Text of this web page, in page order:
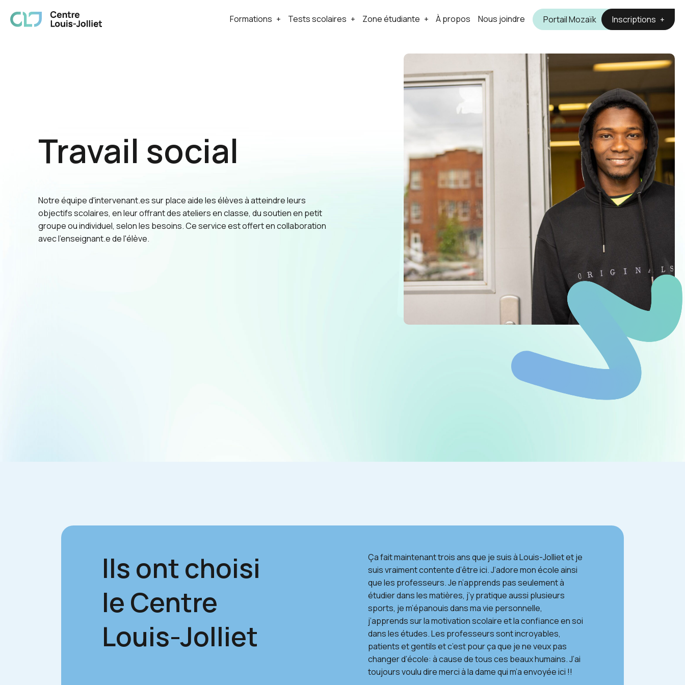
Formations Tests scolaires Zone étudiante À propos Nous joindre Portail Mozaïk Inscriptions
Travail social
Notre équipe d'intervenant.es sur place aide les élèves à atteindre leurs
objectifs scolaires, en leur offrant des ateliers en classe, du soutien en petit
groupe ou individuel, selon les besoins. Ce service est offert en collaboration
avec l'enseignant.e de l'élève.
Ils ont choisi
le Centre
Louis-Jolliet
Ça fait maintenant trois ans que je suis à Louis-Jolliet et je
suis vraiment contente d’être ici. J’adore mon école ainsi
que les professeurs. Je n’apprends pas seulement à
étudier dans les matières, j’y pratique aussi plusieurs
sports, je m’épanouis dans ma vie personnelle,
j’apprends sur la motivation scolaire et la confiance en soi
dans les études. Les professeurs sont incroyables,
patients et gentils et c’est pour ça que je ne veux pas
changer d’école: à cause de tous ces beaux humains. J’ai
toujours voulu dire merci à la dame qui m’a envoyée ici !!